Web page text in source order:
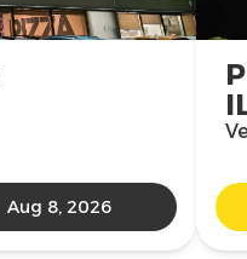
Aug 8, 2026